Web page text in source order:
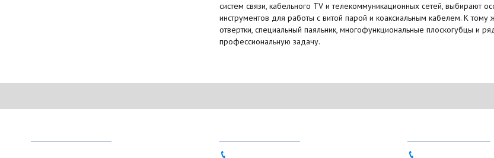
систем связи, кабельного TV и телекоммуникационных сетей, выбирают
инструментов для работы с витой парой и коаксиальным кабелем. К
отвертки, специальный паяльник, многофункциональные плоскогубцы и
профессиональную задачу.